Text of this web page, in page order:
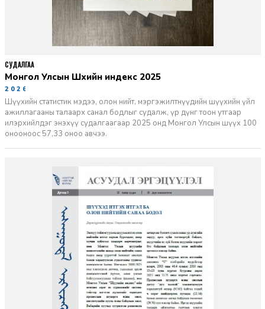
Монгол Улсын Шүүхийн индекс 2025
2026-06-11
Шүүхийн статистик мэдээ, олон нийт, мэргэжилтнүүдийн шүүхийн үйл
ажиллагааны талаарх санал бодлыг судалж, үр дүнг тоон утгаар
илэрхийлдэг энэхүү судалгаагаар 2025 онд Монгол Улсын шүүх 100
онооноос 57,33 оноо авчээ.
СУДАЛГАА